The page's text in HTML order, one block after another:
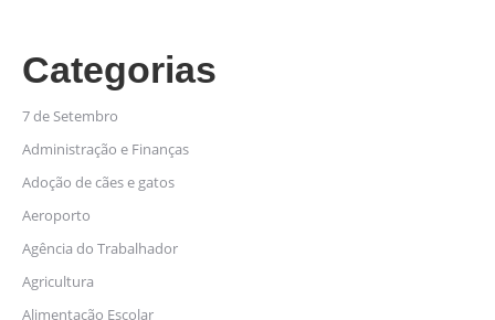
Categorias
7 de Setembro
Administração e Finanças
Adoção de cães e gatos
Aeroporto
Agência do Trabalhador
Agricultura
Alimentação Escolar